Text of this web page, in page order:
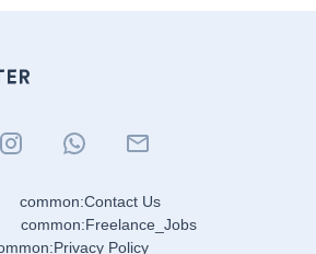
common:Contact Us
common:Freelance_Jobs
Policy